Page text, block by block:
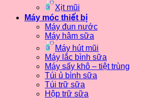
Xịt mũi
Máy móc thiết bị
Máy đun nước
Máy hâm sữa
Máy hút mũi
Máy lắc bình sữa
Máy sấy khô – tiệt trùng
Túi ủ bình sữa
Túi trữ sữa
Hộp trữ sữa